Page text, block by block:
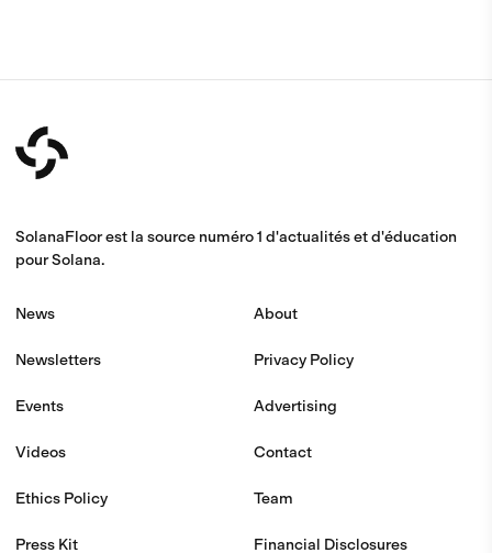
SolanaFloor est la source numéro 1 d'actualités et d'éducation
pour Solana.
News
Newsletters
Events
Videos
Ethics Policy
Press Kit
About
Privacy Policy
Advertising
Contact
Team
Financial Disclosures